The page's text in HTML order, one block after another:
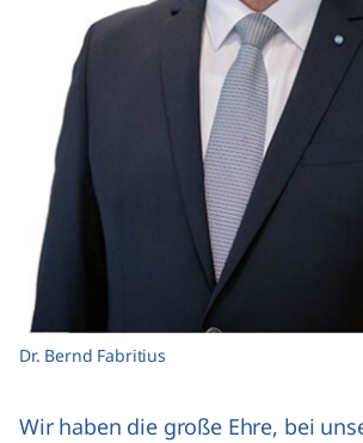
Dr. Bernd Fabritius
Wir haben die große Ehre, bei